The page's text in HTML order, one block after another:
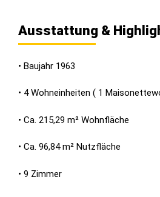
Ausstattung &
• Baujahr 1963
• 4 Wohneinheiten ( 1
• Ca. 215,29 m² Wohnfläche
• Ca. 96,84 m² Nutzfläche
• 9 Zimmer